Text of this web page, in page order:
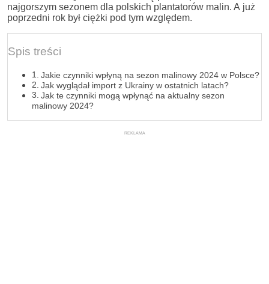
najgorszym sezonem dla polskich plantatorów malin. A już
poprzedni rok był ciężki pod tym względem.
Spis treści
Jakie czynniki wpłyną na sezon malinowy 2024 w Polsce?
Jak wyglądał import z Ukrainy w ostatnich latach?
Jak te czynniki mogą wpłynąć na aktualny sezon
malinowy 2024?
REKLAMA